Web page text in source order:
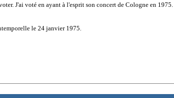
J'ai voté en ayant à l'esprit son concert de Cologne en
le 24 janvier 1975.